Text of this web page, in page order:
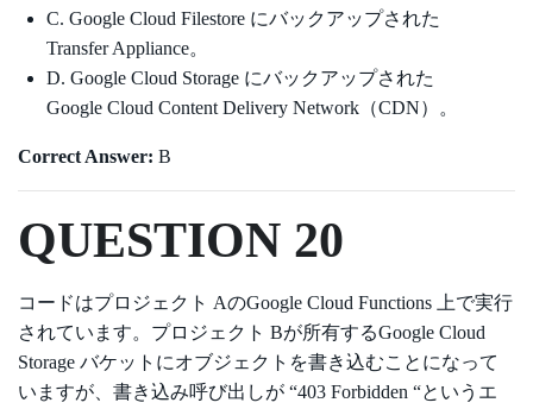
C. Google Cloud Filestore にバックアップされた
Transfer Appliance。
D. Google Cloud Storage にバックアップされた
Google Cloud Content Delivery Network（CDN）。
Correct Answer: B
QUESTION 20
コードはプロジェクト AのGoogle Cloud Functions 上で実行
されています。プロジェクト Bが所有するGoogle Cloud
Storage バケットにオブジェクトを書き込むことになって
いますが、書き込み呼び出しが “403 Forbidden “というエ